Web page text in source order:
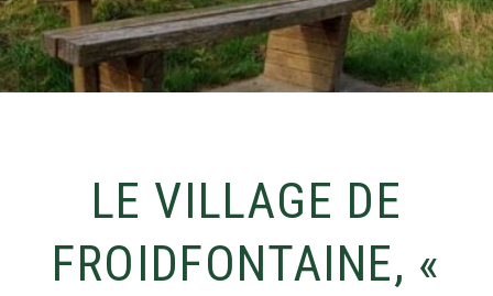
LE VILLAGE DE
FROIDFONTAINE, «